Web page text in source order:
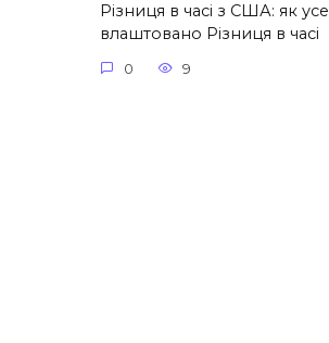
Різниця в часі з США: як усе
влаштовано Різниця в часі
0 9